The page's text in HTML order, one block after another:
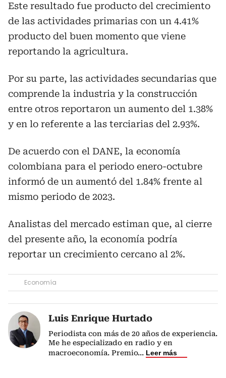
Este resultado fue producto del crecimiento
de las actividades primarias con un 4.41%
producto del buen momento que viene
reportando la agricultura.
Por su parte, las actividades secundarias que
comprende la industria y la construcción
entre otros reportaron un aumento del 1.38%
y en lo referente a las terciarias del 2.93%.
De acuerdo con el DANE, la economía
colombiana para el periodo enero-octubre
informó de un aumentó del 1.84% frente al
mismo periodo de 2023.
Analistas del mercado estiman que, al cierre
del presente año, la economía podría
reportar un crecimiento cercano al 2%.
Economía
Luis Enrique Hurtado
Periodista con más de 20 años de experiencia.
Me he especializado en radio y en
macroeconomía. Premio... Leer más